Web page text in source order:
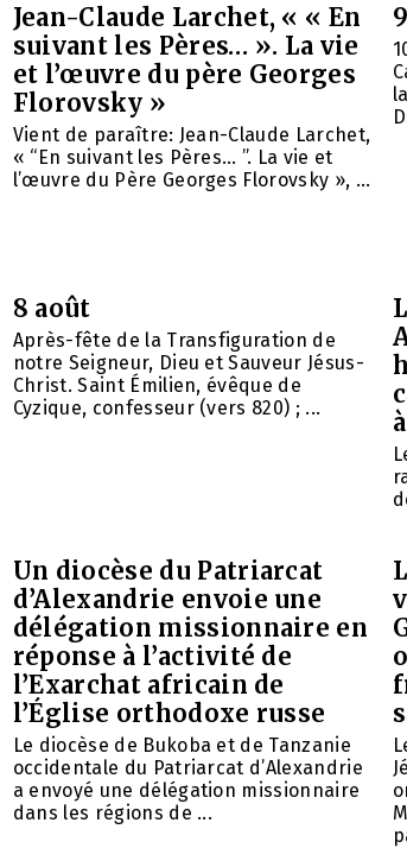
Jean-Claude Larchet, « « En
suivant les Pères… ». La vie
et l’œuvre du père Georges
Florovsky »
Vient de paraître: Jean-Claude Larchet,
« “En suivant les Pères… ”. La vie et
l’œuvre du Père Georges Florovsky », ...
8 août
Après-fête de la Transfiguration de
notre Seigneur, Dieu et Sauveur Jésus-
Christ. Saint Émilien, évêque de
Cyzique, confesseur (vers 820) ; ...
Un diocèse du Patriarcat
d’Alexandrie envoie une
délégation missionnaire en
réponse à l’activité de
l’Exarchat africain de
l’Église orthodoxe russe
Le diocèse de Bukoba et de Tanzanie
occidentale du Patriarcat d’Alexandrie
a envoyé une délégation missionnaire
dans les régions de ...